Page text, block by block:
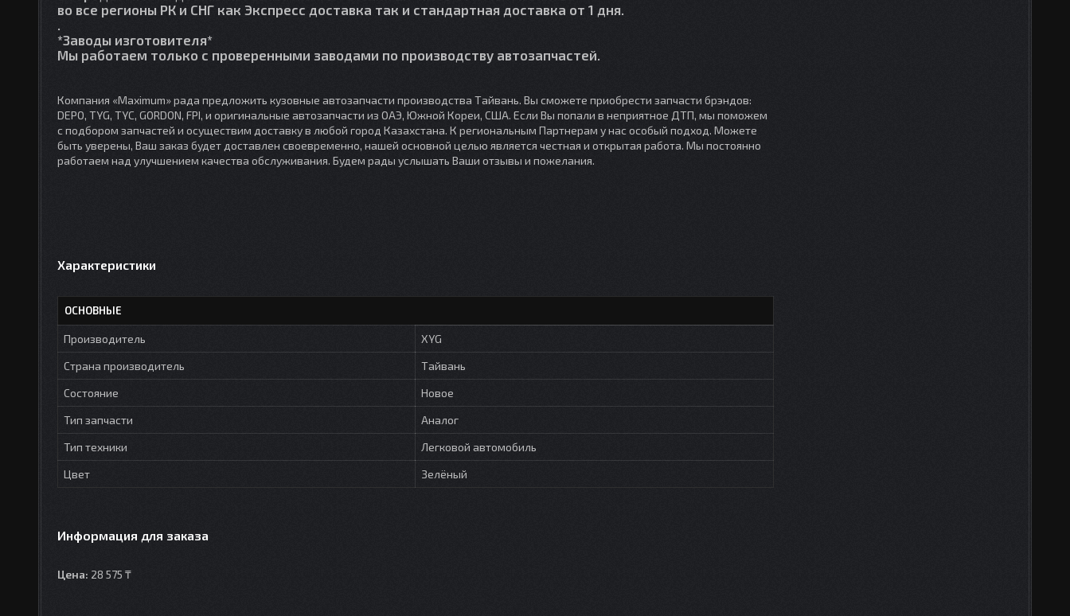
во все регионы РК и СНГ как Экспресс доставка так и стандартная доставка от 1 дня.
.
*Заводы изготовителя*
Мы работаем только с проверенными заводами по производству автозапчастей.
Компания «Maximum» рада предложить кузовные автозапчасти производства Тайвань. Вы сможете приобрести запчасти брэндов:
DEPO, TYG, TYC, GORDON, FPI, и оригинальные автозапчасти из ОАЭ, Южной Кореи, США. Если Вы попали в неприятное ДТП, мы поможем
с подбором запчастей и осуществим доставку в любой город Казахстана. К региональным Партнерам у нас особый подход. Можете
быть уверены, Ваш заказ будет доставлен своевременно, нашей основной целью является честная и открытая работа. Мы постоянно
работаем над улучшением качества обслуживания. Будем рады услышать Ваши отзывы и пожелания.
Характеристики
ОСНОВНЫЕ
Производитель
XYG
Страна производитель
Тайвань
Состояние
Новое
Тип запчасти
Аналог
Тип техники
Легковой автомобиль
Цвет
Зелёный
Информация для заказа
Цена: 28 575 ₸